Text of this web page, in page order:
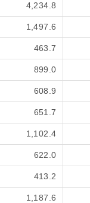
4,234.8
1,497.6
463.7
899.0
608.9
651.7
1,102.4
622.0
413.2
1,187.6